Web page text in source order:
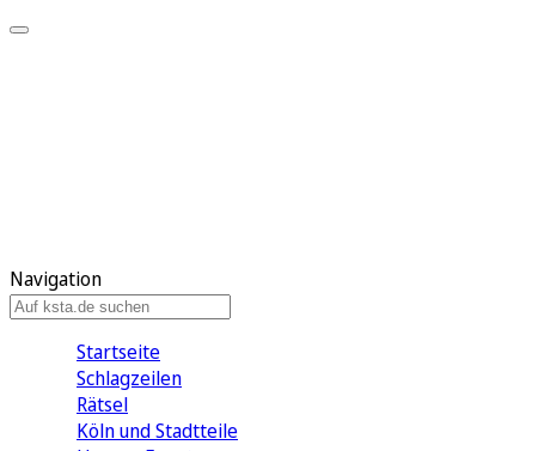
Navigation
Startseite
Schlagzeilen
Rätsel
Köln und Stadtteile